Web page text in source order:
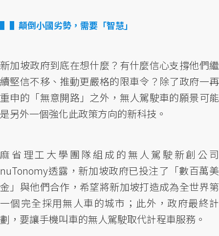
▌顛倒小國劣勢，需要「智慧」
新加坡政府到底在想什麼？有什麼信心支撐他們繼
續堅信不移、推動更嚴格的限車令？除了政府一再
重申的「無意開路」之外，無人駕駛車的願景可能
是另外一個強化此政策方向的新科技。
麻省理工大學團隊組成的無人駕駛新創公司
nuTonomy透露，新加坡政府已投注了「數百萬美
金」與他們合作，希望將新加坡打造成為全世界第
一個完全採用無人車的城市；此外，政府最終計
劃，要讓手機叫車的無人駕駛取代計程車服務。